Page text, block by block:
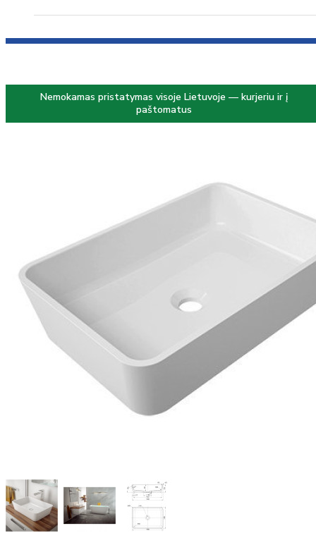
Nemokamas pristatymas visoje Lietuvoje — kurjeriu ir į
paštomatus